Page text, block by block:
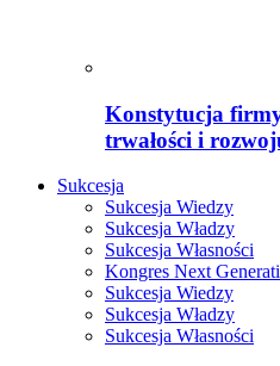
Konstytucja
trwałości i
Sukcesja
Sukcesja Wiedzy
Sukcesja Władzy
Sukcesja Własności
Kongres Next
Sukcesja Wiedzy
Sukcesja Władzy
Sukcesja Własności